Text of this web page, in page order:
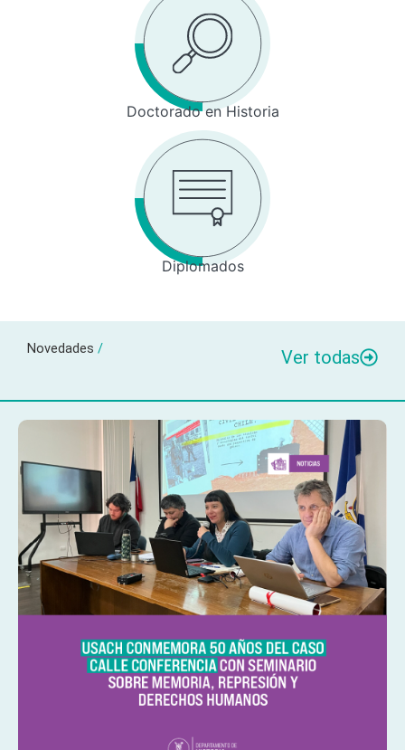
Doctorado en Historia
Diplomados
Novedades / Ver todas